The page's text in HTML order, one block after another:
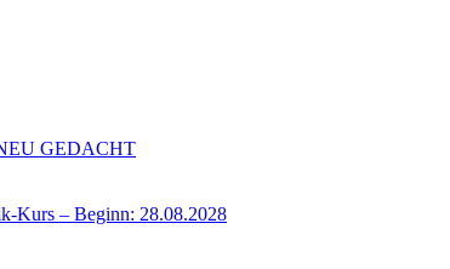
GEDACHT
Kurs – Beginn: 28.08.2028